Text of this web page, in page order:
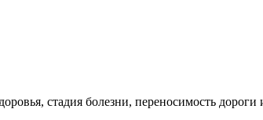
стадия болезни, переносимость дороги